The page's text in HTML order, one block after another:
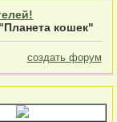
кошек"
создать форум